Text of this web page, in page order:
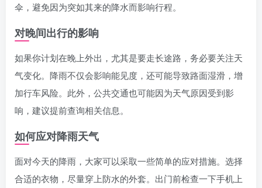
伞，避免因为突如其来的降水而影响行程。
对晚间出行的影响
如果你计划在晚上外出，尤其是要走长途路，务必要关注天
气变化。降雨不仅会影响能见度，还可能导致路面湿滑，增
加行车风险。此外，公共交通也可能因为天气原因受到影
响，建议提前查询相关信息。
如何应对降雨天气
面对今天的降雨，大家可以采取一些简单的应对措施。选择
合适的衣物，尽量穿上防水的外套。出门前检查一下手机上